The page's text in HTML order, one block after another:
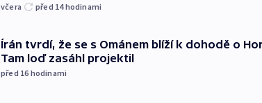
včera před 14hodinami
Írán tvrdí, že se s Ománem blíží k dohodě o
Tam loď zasáhl projektil
před 16 hodinami